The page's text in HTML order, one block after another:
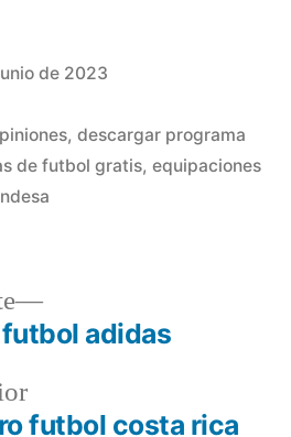
de 2023
, descargar programa
de futbol gratis, equipaciones
Entrada
anterior:
futbol costa rica
Entrada
siguiente:
adidas